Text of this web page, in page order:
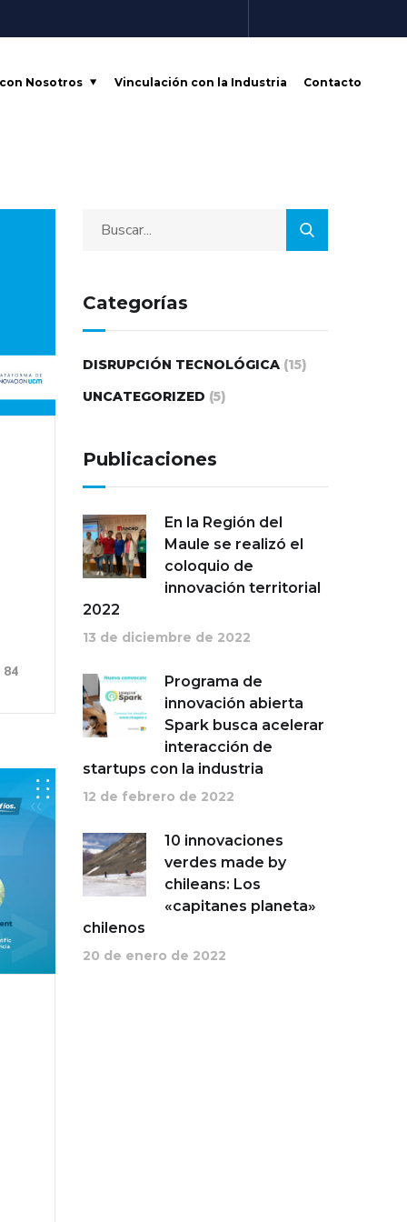
Nosotros Vinculación con la Industria Contacto
84
Categorías
DISRUPCIÓN TECNOLÓGICA (15)
UNCATEGORIZED (5)
Publicaciones
En la Región del
Maule se realizó el
coloquio de
innovación territorial
2022
13 de diciembre de 2022
Programa de
innovación abierta
Spark busca acelerar
interacción de
startups con la industria
12 de febrero de 2022
10 innovaciones
verdes made by
chileans: Los
«capitanes planeta»
chilenos
20 de enero de 2022